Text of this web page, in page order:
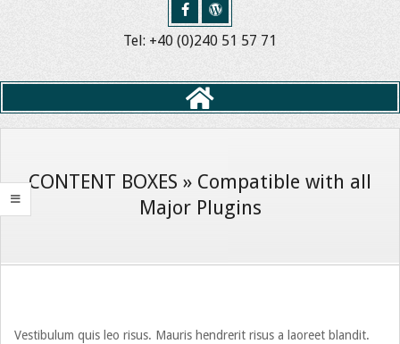
Tel: +40 (0)240 51 57 71
Primary
MenuCONTENT BOXES » Compatible with all
Major Plugins
Vestibulum quis leo risus. Mauris hendrerit risus a laoreet blandit.